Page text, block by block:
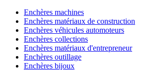
Enchères machines
Enchères matériaux de construction
Enchères véhicules automoteurs
Enchères collections
Enchères matériaux d'entrepreneur
Enchères outillage
Enchères bijoux